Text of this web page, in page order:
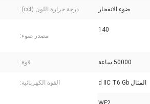
ضوء الانفجار درجة حرارة اللون (cct):
140
مصدر ضوء:
50000 ساعة قوة:
المثال d IIC T6 Gb القوة الكهربائية: